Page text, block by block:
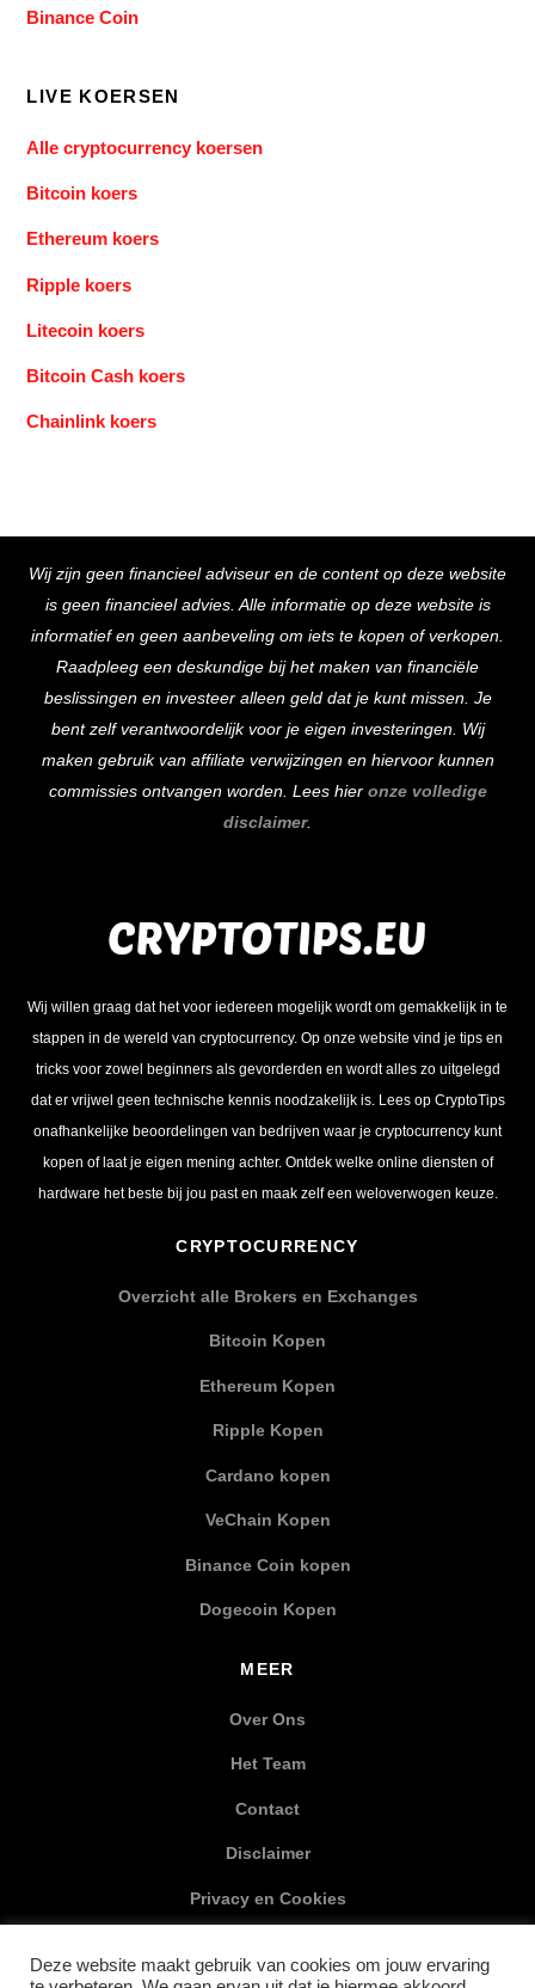
Binance Coin
LIVE KOERSEN
Alle cryptocurrency koersen
Bitcoin koers
Ethereum koers
Ripple koers
Litecoin koers
Bitcoin Cash koers
Chainlink koers
To
Top
Wij zijn geen financieel adviseur en de content op deze website
is geen financieel advies. Alle informatie op deze website is
informatief en geen aanbeveling om iets te kopen of verkopen.
Raadpleeg een deskundige bij het maken van financiële
beslissingen en investeer alleen geld dat je kunt missen. Je
bent zelf verantwoordelijk voor je eigen investeringen. Wij
maken gebruik van affiliate verwijzingen en hiervoor kunnen
commissies ontvangen worden. Lees hier onze volledige
disclaimer.
Wij willen graag dat het voor iedereen mogelijk wordt om gemakkelijk in te
stappen in de wereld van cryptocurrency. Op onze website vind je tips en
tricks voor zowel beginners als gevorderden en wordt alles zo uitgelegd
dat er vrijwel geen technische kennis noodzakelijk is. Lees op CryptoTips
onafhankelijke beoordelingen van bedrijven waar je cryptocurrency kunt
kopen of laat je eigen mening achter. Ontdek welke online diensten of
hardware het beste bij jou past en maak zelf een weloverwogen keuze.
CRYPTOCURRENCY
Overzicht alle Brokers en Exchanges
Bitcoin Kopen
Ethereum Kopen
Ripple Kopen
Cardano kopen
VeChain Kopen
Binance Coin kopen
Dogecoin Kopen
MEER
Over Ons
Het Team
Contact
Disclaimer
Privacy en Cookies
Deze website maakt gebruik van cookies om jouw ervaring